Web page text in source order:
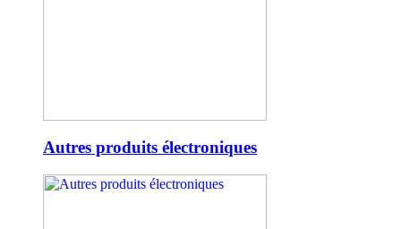
Autres produits électroniques